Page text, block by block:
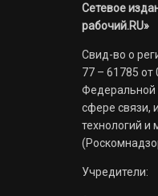
Сетевое
рабочий.RU»
Свид-во о
77 – 61785 от
Федеральной
сфере связи,
технологий и
Учредители: